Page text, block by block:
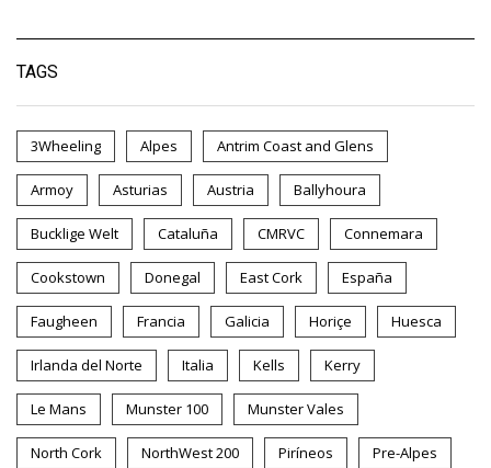
TAGS
3Wheeling Alpes Antrim Coast and Glens
Armoy Asturias Austria Ballyhoura
Bucklige Welt Cataluña CMRVC Connemara
Cookstown Donegal East Cork España
Faugheen Francia Galicia Horiçe Huesca
Irlanda del Norte Italia Kells Kerry
Le Mans Munster 100 Munster Vales
North Cork NorthWest 200 Piríneos Pre-Alpes